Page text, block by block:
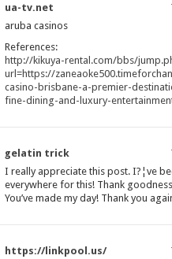
ua-tv.net
aruba casinos
References:
http://kikuya-rental.com/bbs/
url=https://
casino-brisbane-a-premier-
fine-dining-and-luxury-
gelatin trick
I really appreciate this post. I?¦ve
everywhere for this! Thank
You’ve made my day! Thank you
https://linkpool.us/